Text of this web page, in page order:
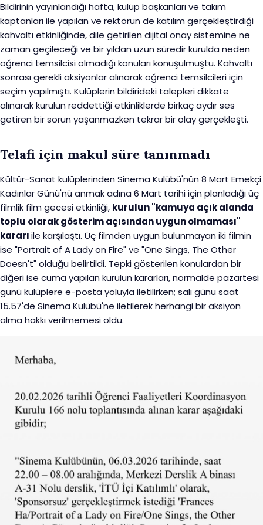
Bildirinin yayınlandığı hafta, kulüp başkanları ve takım
kaptanları ile yapılan ve rektörün de katılım gerçekleştirdiği
kahvaltı etkinliğinde, dile getirilen dijital onay sistemine ne
zaman geçileceği ve bir yıldan uzun süredir kurulda neden
öğrenci temsilcisi olmadığı konuları konuşulmuştu. Kahvaltı
sonrası gerekli aksiyonlar alınarak öğrenci temsilcileri için
seçim yapılmıştı. Kulüplerin bildirideki talepleri dikkate
alınarak kurulun reddettiği etkinliklerde birkaç aydır ses
getiren bir sorun yaşanmazken tekrar bir olay gerçekleşti.
Telafi için makul süre tanınmadı
Kültür-Sanat kulüplerinden Sinema Kulübü'nün 8 Mart Emekçi
Kadınlar Günü'nü anmak adına 6 Mart tarihi için planladığı üç
filmlik film gecesi etkinliği, kurulun "kamuya açık alanda
toplu olarak gösterim açısından uygun olmaması"
kararıile karşılaştı. Üç filmden uygun bulunmayan iki filmin
ise "Portrait of A Lady on Fire" ve "One Sings, The Other
Doesn't" olduğu belirtildi. Tepki gösterilen konulardan bir
diğeri ise cuma yapılan kurulun kararları, normalde pazartesi
günü kulüplere e-posta yoluyla iletilirken; salı günü saat
15.57'de Sinema Kulübü'ne iletilerek herhangi bir aksiyon
alma hakkı verilmemesi oldu.